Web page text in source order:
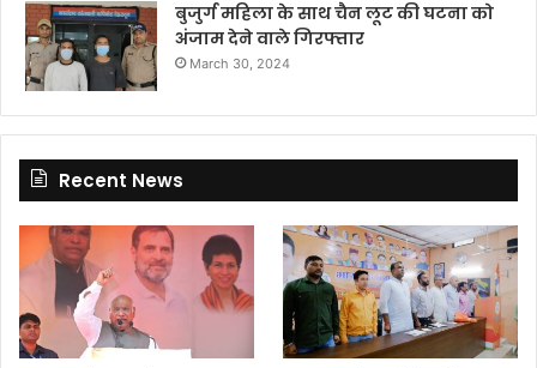
बुजुर्ग महिला के साथ चैन लूट की घटना को
अंजाम देने वाले गिरफ्तार
March 30, 2024
Recent News